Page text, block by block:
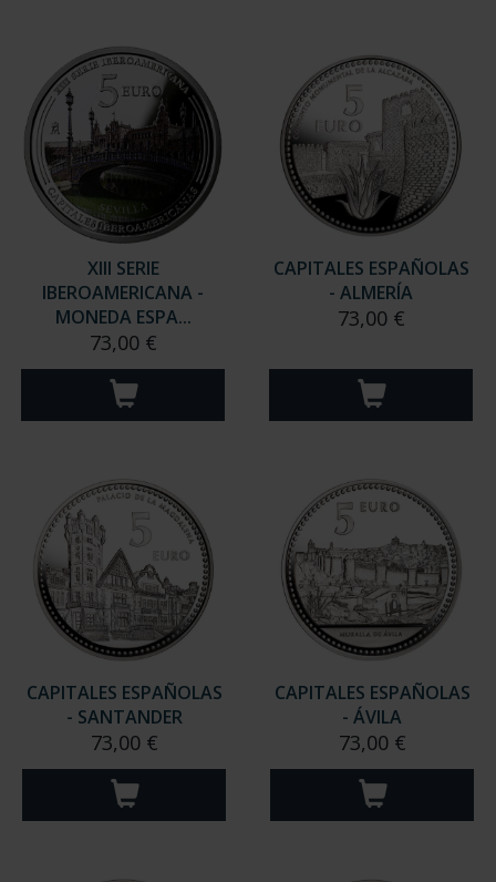
XIII SERIE
IBEROAMERICANA -
MONEDA ESPA...
73,00 €
CAPITALES ESPAÑOLAS
- ALMERÍA
73,00 €
CAPITALES ESPAÑOLAS
- SANTANDER
73,00 €
CAPITALES ESPAÑOLAS
- ÁVILA
73,00 €